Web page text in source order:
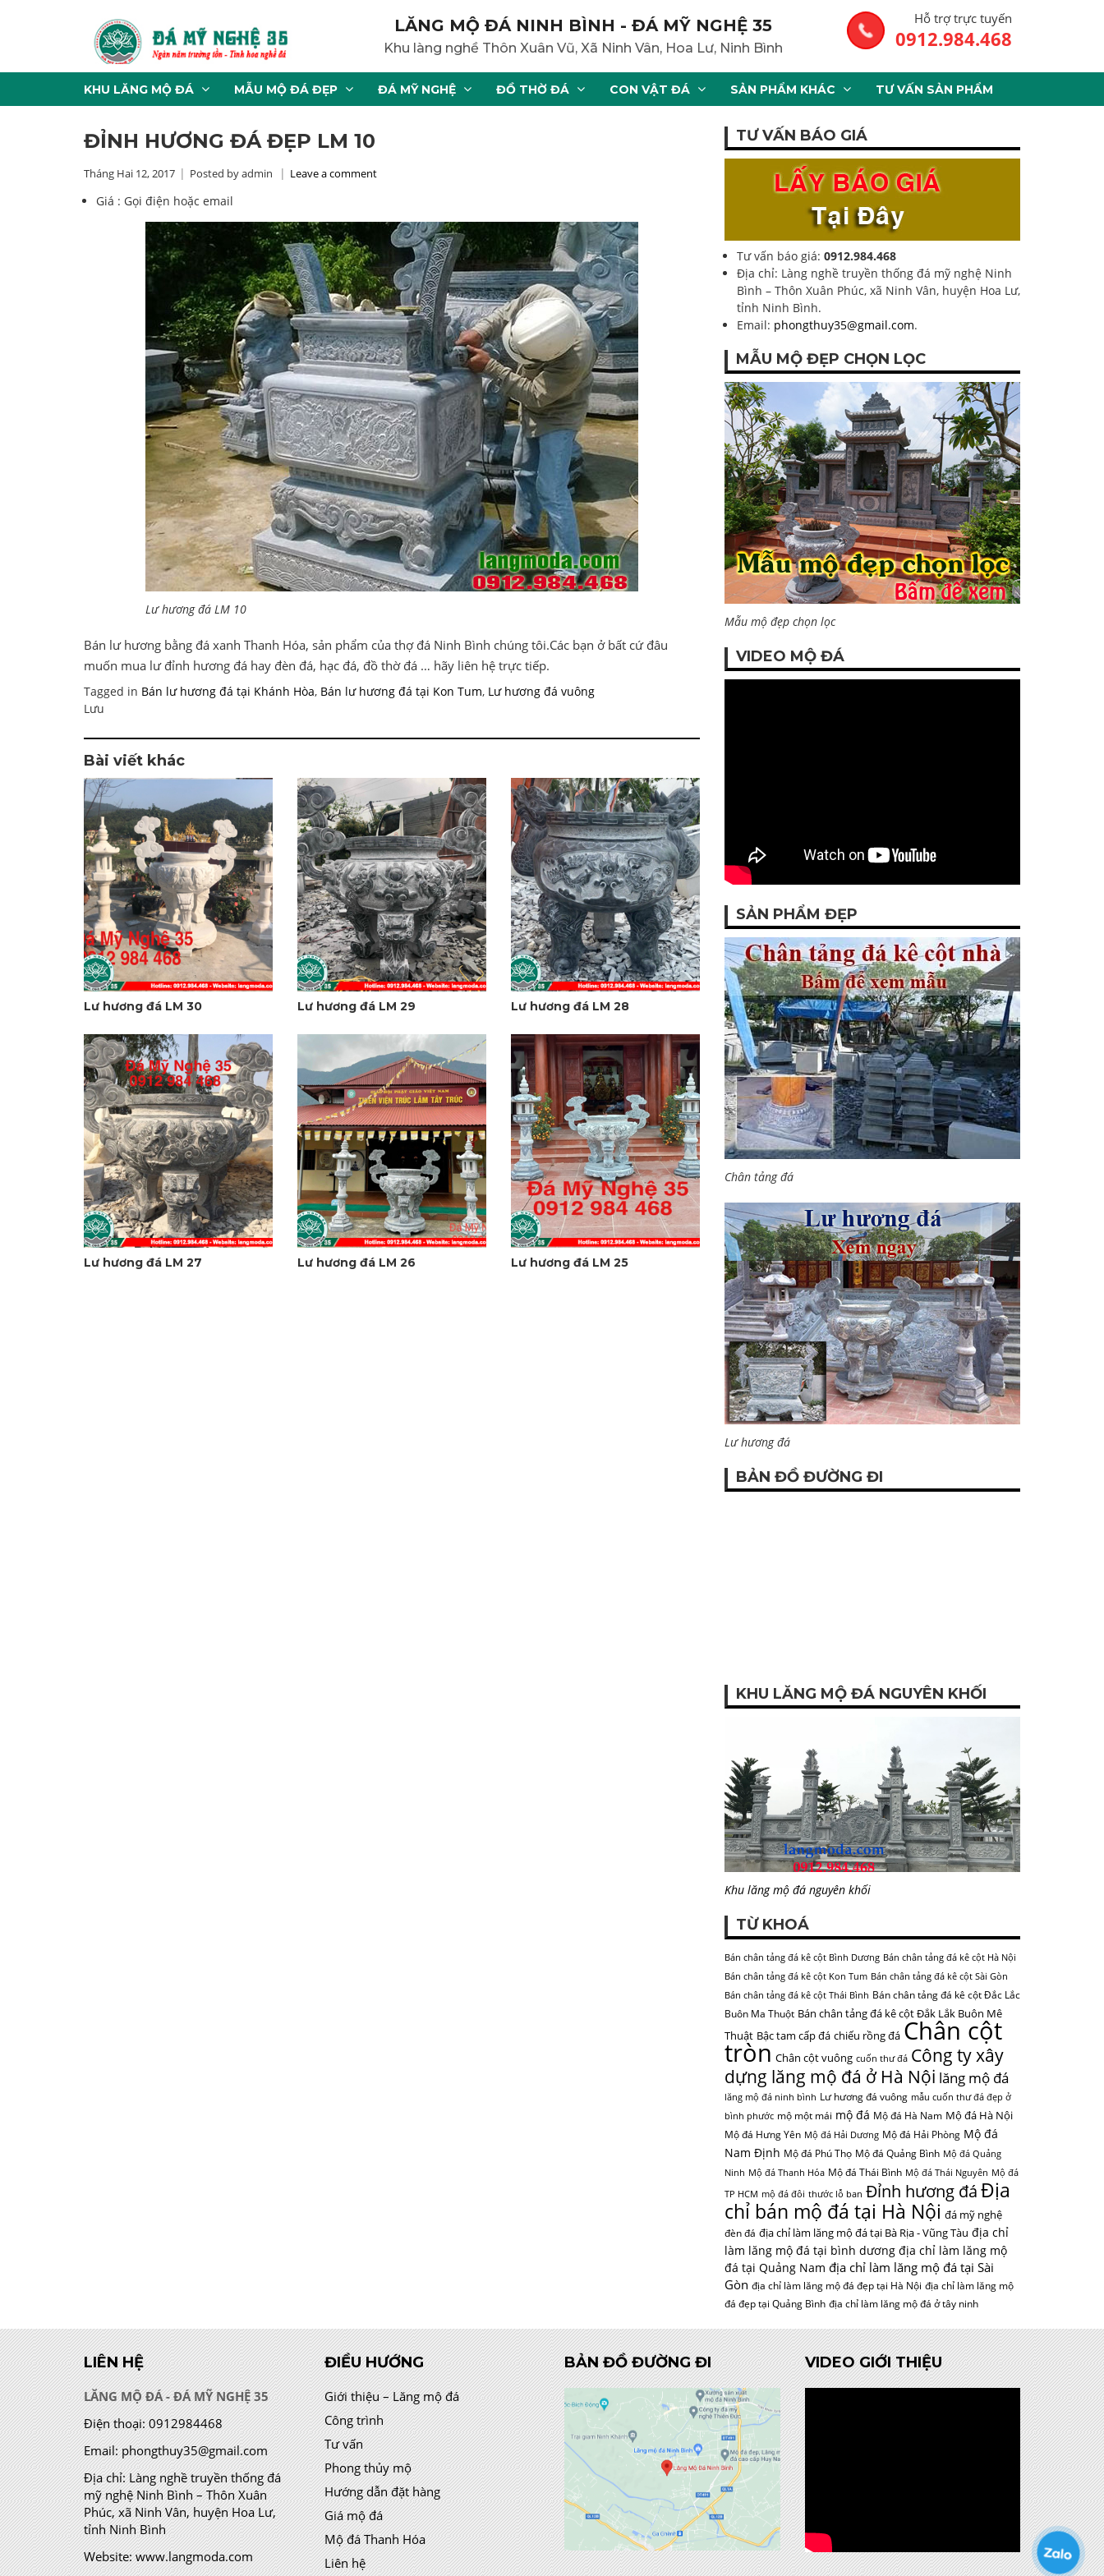
LĂNG MỘ ĐÁ NINH BÌNH - ĐÁ MỸ NGHỆ 35
Khu làng nghề Thôn Xuân Vũ, Xã Ninh Vân, Hoa Lư, Ninh Bình
Hỗ trợ trực tuyến
0912.984.468
KHU LĂNG MỘ ĐÁ MẪU MỘ ĐÁ ĐẸP ĐÁ MỸ NGHỆ ĐỒ THỜ ĐÁ CON VẬT ĐÁ SẢN PHẨM KHÁC TƯ VẤN SẢN PHẨM
ĐỈNH HƯƠNG ĐÁ ĐẸP LM 10
Tháng Hai 12, 2017 Posted by admin Leave a comment
Giá : Gọi điện hoặc email
Lư hương đá LM 10
Bán lư hương bằng đá xanh Thanh Hóa, sản phẩm của thợ đá Ninh Bình chúng tôi.Các bạn ở bất cứ đâu
muốn mua lư đỉnh hương đá hay đèn đá, hạc đá, đồ thờ đá … hãy liên hệ trực tiếp.
Tagged in Bán lư hương đá tại Khánh Hòa, Bán lư hương đá tại Kon Tum, Lư hương đá vuông
Lưu
Bài viết khác
Lư hương đá LM 30 Lư hương đá LM 29 Lư hương đá LM 28
Lư hương đá LM 27 Lư hương đá LM 26 Lư hương đá LM 25
TƯ VẤN BÁO GIÁ
Tư vấn báo giá: 0912.984.468
Địa chỉ: Làng nghề truyền thống đá mỹ nghệ Ninh
Bình – Thôn Xuân Phúc, xã Ninh Vân, huyện Hoa Lư,
tỉnh Ninh Bình.
Email: phongthuy35@gmail.com.
MẪU MỘ ĐẸP CHỌN LỌC
Mẫu mộ đẹp chọn lọc
VIDEO MỘ ĐÁ
SẢN PHẨM ĐẸP
Chân tảng đá
Lư hương đá
BẢN ĐỒ ĐƯỜNG ĐI
KHU LĂNG MỘ ĐÁ NGUYÊN KHỐI
Khu lăng mộ đá nguyên khối
TỪ KHOÁ
Bán chân tảng đá kê cột Bình Dương Bán chân tảng đá kê cột Hà Nội
Bán chân tảng đá kê cột Kon Tum Bán chân tảng đá kê cột Sài Gòn
Bán chân tảng đá kê cột Thái Bình Bán chân tảng đá kê cột Đắc Lắc
Buôn Ma Thuột Bán chân tảng đá kê cột Đắk Lắk Buôn Mê
Thuật Bậc tam cấp đá chiếu rồng đá Chân cột
tròn Chân cột vuông cuốn thư đá Công ty xây
dựng lăng mộ đá ở Hà Nội lăng mộ đá
lăng mộ đá ninh bình Lư hương đá vuông mẫu cuốn thư đá đẹp ở
bình phước mộ một mái mộ đá Mộ đá Hà Nam Mộ đá Hà Nội
Mộ đá Hưng Yên Mộ đá Hải Dương Mộ đá Hải Phòng Mộ đá
Nam Định Mộ đá Phú Thọ Mộ đá Quảng Bình Mộ đá Quảng
Ninh Mộ đá Thanh Hóa Mộ đá Thái Bình Mộ đá Thái Nguyên Mộ đá
TP HCM mộ đá đôi thước lỗ ban Đỉnh hương đáĐịa
chỉ bán mộ đá tại Hà Nội đá mỹ nghệ
đèn đá địa chỉ làm lăng mộ đá tại Bà Rịa - Vũng Tàu địa chỉ
làm lăng mộ đá tại bình dương địa chỉ làm lăng mộ
đá tại Quảng Nam địa chỉ làm lăng mộ đá tại Sài
Gòn địa chỉ làm lăng mộ đá đẹp tại Hà Nội địa chỉ làm lăng mộ
đá đẹp tại Quảng Bình địa chỉ làm lăng mộ đá ở tây ninh
LIÊN HỆ
LĂNG MỘ ĐÁ - ĐÁ MỸ NGHỆ 35
Điện thoại: 0912984468
Email: phongthuy35@gmail.com
Địa chỉ:Làng nghề truyền thống đá
mỹ nghệ Ninh Bình – Thôn Xuân
Phúc, xã Ninh Vân, huyện Hoa Lư,
tỉnh Ninh Bình
Website: www.langmoda.com
ĐIỀU HƯỚNG
Giới thiệu – Lăng mộ đá
Công trình
Tư vấn
Phong thủy mộ
Hướng dẫn đặt hàng
Giá mộ đá
Mộ đá Thanh Hóa
Liên hệ
BẢN ĐỒ ĐƯỜNG ĐI VIDEO GIỚI THIỆU